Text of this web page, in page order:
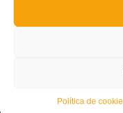
Política de
Árbitræs